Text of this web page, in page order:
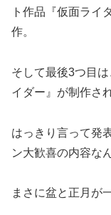
ト作品『仮面ライ
作。
そして最後3つ目
イダー』が制作さ
はっきり言って発
ン大歓喜の内容な
まさに盆と正月が